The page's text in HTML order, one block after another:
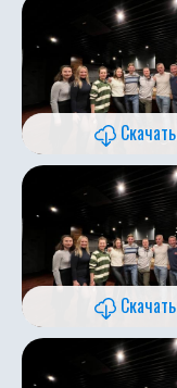
Скачать
Скачать